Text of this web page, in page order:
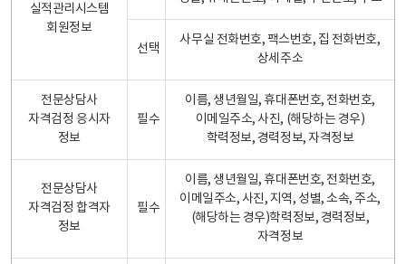
실적관리시스템
회원정보
선택
사무실 전화번호, 팩스번호, 집 전화번호,
상세주소
전문상담사
자격검정 응시자
정보
필수
이름, 생년월일, 휴대폰번호, 전화번호,
이메일주소, 사진, (해당하는 경우)
학력정보, 경력정보, 자격정보
전문상담사
자격검정 합격자
정보
필수
이름, 생년월일, 휴대폰번호, 전화번호,
이메일주소, 사진, 지역, 성별, 소속, 주소,
(해당하는 경우)학력정보, 경력정보,
자격정보